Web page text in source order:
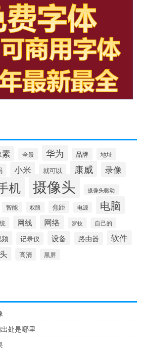
全景 华为 品牌 地址
小米 就可以 康威 录像
机 摄像头 摄像头驱动
智能 权限 焦距 电源 电脑
网线 网络 罗技 自己的
记录仪 设备 路由器
软件
高清 黑屏
处是哪里